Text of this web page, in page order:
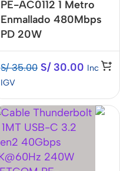
PE-AC0112 1 Metro
Enmallado 480Mbps
PD 20W
S/35.00 S/30.00 Inc
IGV